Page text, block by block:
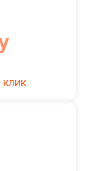
клик